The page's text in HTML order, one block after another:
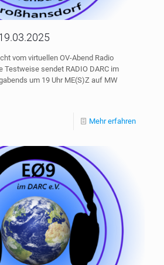
vom virtuellen OV-Abend Radio
Testweise sendet RADIO DARC im
um 19 Uhr ME(S)Z auf MW
Mehr erfahren